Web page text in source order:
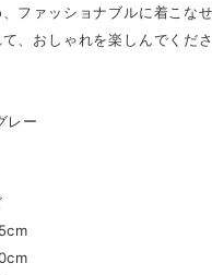
、ファッショナブルに着こな
て、おしゃれを楽しんでくだ
レー